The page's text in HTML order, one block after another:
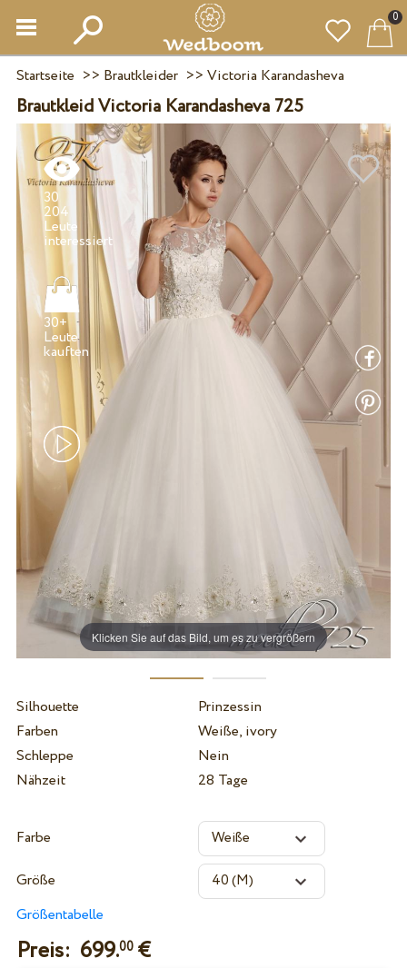
0
Startseite >> Brautkleider>> Victoria Karandasheva
Brautkleid Victoria Karandasheva 725
Klicken Sie auf das Bild, um es zu vergrößern
30
204
Leute
30+
Leute
Silhouette
Prinzessin
Farben
Weiße, ivory
Schleppe
Nein
Nähzeit
28 Tage
Farbe
Größe
Größentabelle
Preis: 699.00€